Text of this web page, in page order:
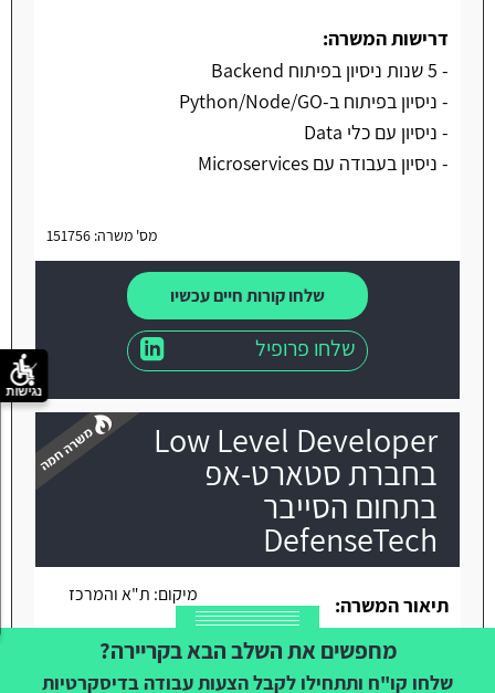
דרישות המשרה:
- 5 שנות ניסיון בפיתוח Backend
- ניסיון בפיתוח ב-Python/Node/GO
- ניסיון עם כלי Data
- ניסיון בעבודה עם Microservices
מס' משרה: 151756
שלחו קורות חיים עכשיו
שלחו פרופיל
Low Level Developer
בחברת סטארט-אפ
בתחום הסייבר
DefenseTech
מיקום: ת"א והמרכז
תיאור המשרה:
החברה עוסקת בפיתוח טכנולוגיות
פורצות-דרך בעולמות הסייבר, ה-AI ומחקר טכנולוגי,
לטובת מוצר DefenseTech חדשני לסיוע לגופי אכיפת
מחפשים את השלב הבא בקריירה?
שלחו קו"ח ותתחילו לקבל הצעות עבודה בדיסקרטיות
נגישות